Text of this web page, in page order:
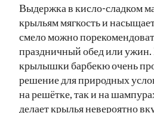
Выдержка в кисло-сладком
крыльям мягкость и
смело можно
праздничный обед или
крылышки барбекю очень
решение для природных
на решётке, так и на
делает крылья невероятно